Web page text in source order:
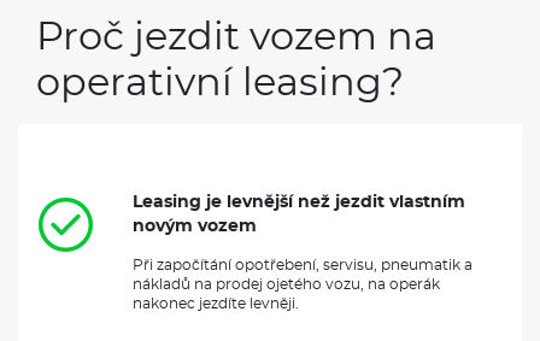
Proč jezdit vozem na
operativní leasing?
Leasing je levnější než jezdit vlastním
novým vozem
Při započítání opotřebení, servisu, pneumatik a
nákladů na prodej ojetého vozu, na operák
nakonec jezdíte levněji.